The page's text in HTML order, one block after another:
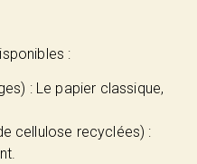
:
: Le papier classique,
cellulose recyclées) :